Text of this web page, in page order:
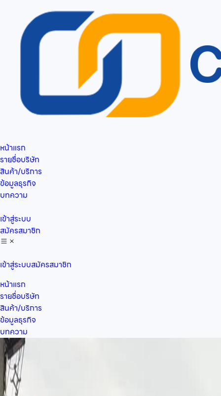
หน้าแรก
รายชื่อบริษัท
สินค้า/บริการ
ข้อมูลธุรกิจ
บทความ
เข้าสู่ระบบ
สมัครสมาชิก
เข้าสู่ระบบสมัครสมาชิก
หน้าแรก
รายชื่อบริษัท
สินค้า/บริการ
ข้อมูลธุรกิจ
บทความ